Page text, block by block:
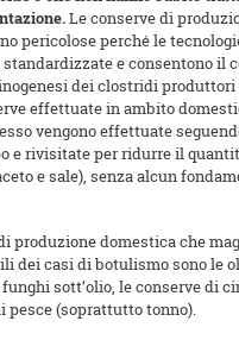
Le conserve di
pericolose perché le
e consentono il
dei clostridi
effettuate in ambito
vengono effettuate
e rivisitate per ridurre il
e sale), senza alcun
produzione domestica che
dei casi di botulismo sono le
sott’olio, le conserve di
pesce (soprattutto tonno).